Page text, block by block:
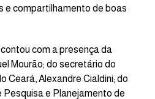
e compartilhamento de boas
com a presença da
Mourão; do secretário do
Ceará, Alexandre Cialdini; do
e Planejamento de